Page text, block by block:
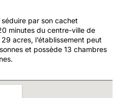
par son cachet
minutes du centre-ville de
acres, l’établissement peut
et possède 13 chambres